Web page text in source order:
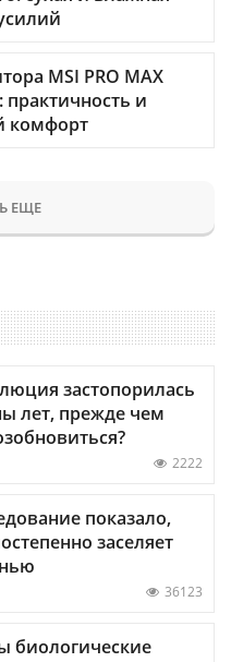
MSI PRO MAX
практичность и
комфорт
ЕЩЕ
застопорилась
лет, прежде чем
2222
показало,
заселяет
36123
биологические